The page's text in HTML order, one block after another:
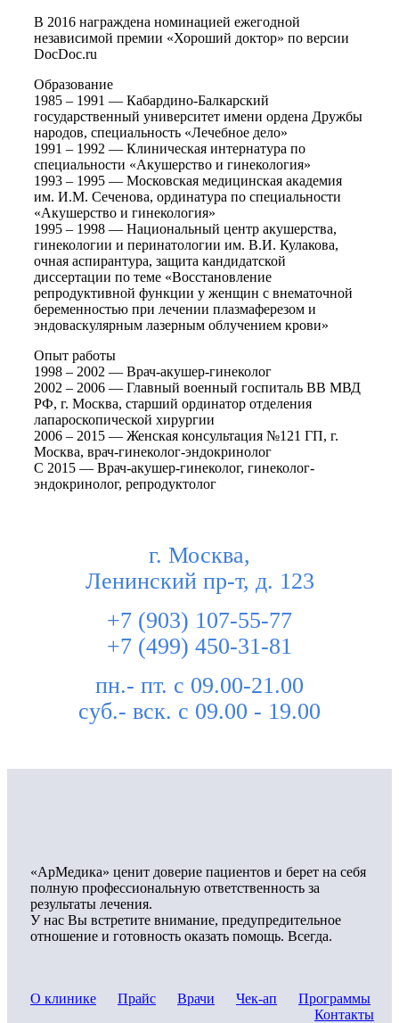
В 2016 награждена номинацией ежегодной
независимой премии «Хороший доктор» по версии
DocDoc.ru
Образование
1985 – 1991 — Кабардино-Балкарский
государственный университет имени ордена Дружбы
народов, специальность «Лечебное дело»
1991 – 1992 — Клиническая интернатура по
специальности «Акушерство и гинекология»
1993 – 1995 — Московская медицинская академия
им. И.М. Сеченова, ординатура по специальности
«Акушерство и гинекология»
1995 – 1998 — Национальный центр акушерства,
гинекологии и перинатологии им. В.И. Кулакова,
очная аспирантура, защита кандидатской
диссертации по теме «Восстановление
репродуктивной функции у женщин с внематочной
беременностью при лечении плазмаферезом и
эндоваскулярным лазерным облучением крови»
Опыт работы
1998 – 2002 — Врач-акушер-гинеколог
2002 – 2006 — Главный военный госпиталь ВВ МВД
РФ, г. Москва, старший ординатор отделения
лапароскопической хирургии
2006 – 2015 — Женская консультация №121 ГП, г.
Москва, врач-гинеколог-эндокринолог
С 2015 — Врач-акушер-гинеколог, гинеколог-
эндокринолог, репродуктолог
г. Москва,
Ленинский пр-т, д. 123
+7 (903) 107-55-77
+7 (499) 450-31-81
пн.- пт. с 09.00-21.00
суб.- вск. с 09.00 - 19.00
«АрМедика» ценит доверие пациентов и берет на себя
полную профессиональную ответственность за
результаты лечения.
У нас Вы встретите внимание, предупредительное
отношение и готовность оказать помощь. Всегда.
О клинике Прайс Врачи Чек-ап
Программы
Контакты